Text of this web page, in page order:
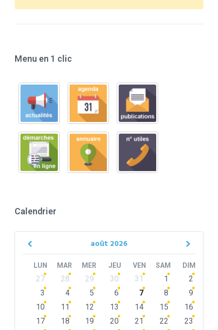
Menu en 1 clic
Calendrier
août 2026
Previous
LUN MAR MER JEU VEN SAM DIM
Skip
calendar
27 28 29 30 31 1
2
3
4 5 6 7 8
9
10
11 12 13 14 15
16
17
18 19 20 21 22
23